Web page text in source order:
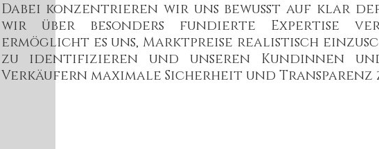
Dabei konzentrieren wir uns bewusst auf klar
wir über besonders fundierte Expertise
ermöglicht es uns, Marktpreise realistisch
zu identifizieren und unseren Kundinnen
Verkäufern maximale Sicherheit und Transparenz